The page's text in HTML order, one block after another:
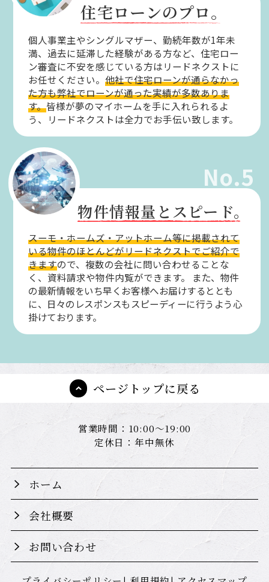
住宅ローンのプロ。
個人事業主やシングルマザー、勤続年数が1年未
満、過去に延滞した経験がある方など、住宅ロー
ン審査に不安を感じている方はリードネクストに
お任せください。他社で住宅ローンが通らなかっ
た方も弊社でローンが通った実績が多数ありま
す。皆様が夢のマイホームを手に入れられるよ
う、リードネクストは全力でお手伝い致します。
No.5
物件情報量とスピード。
スーモ・ホームズ・アットホーム等に掲載されて
いる物件のほとんどがリードネクストでご紹介で
きますので、複数の会社に問い合わせることな
く、資料請求や物件内覧ができます。
また、物件
の最新情報をいち早くお客様へお届けするととも
に、日々のレスポンスもスピーディーに行うよう心
掛けております。
ページトップに戻る
営業時間：10:00～19:00
定休日：年中無休
ホーム
会社概要
お問い合わせ